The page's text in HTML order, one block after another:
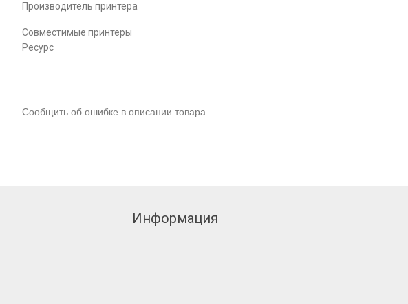
Производитель принтера
Совместимые принтеры
Ресурс
Сообщить об ошибке в описании товара
Информация